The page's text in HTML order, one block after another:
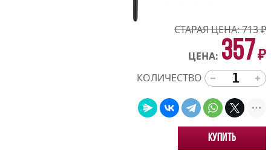
СТАРАЯ ЦЕНА:713₽
ЦЕНА: 357₽
КОЛИЧЕСТВО
Купить